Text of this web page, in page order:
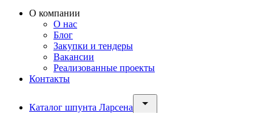
О компании
О нас
Блог
Закупки и тендеры
Вакансии
Реализованные проекты
Контакты
Каталог шпунта Ларсена